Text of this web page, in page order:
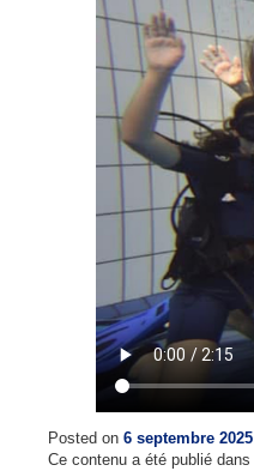
Posted on 6 septembre 2025
Ce contenu a été publié dans